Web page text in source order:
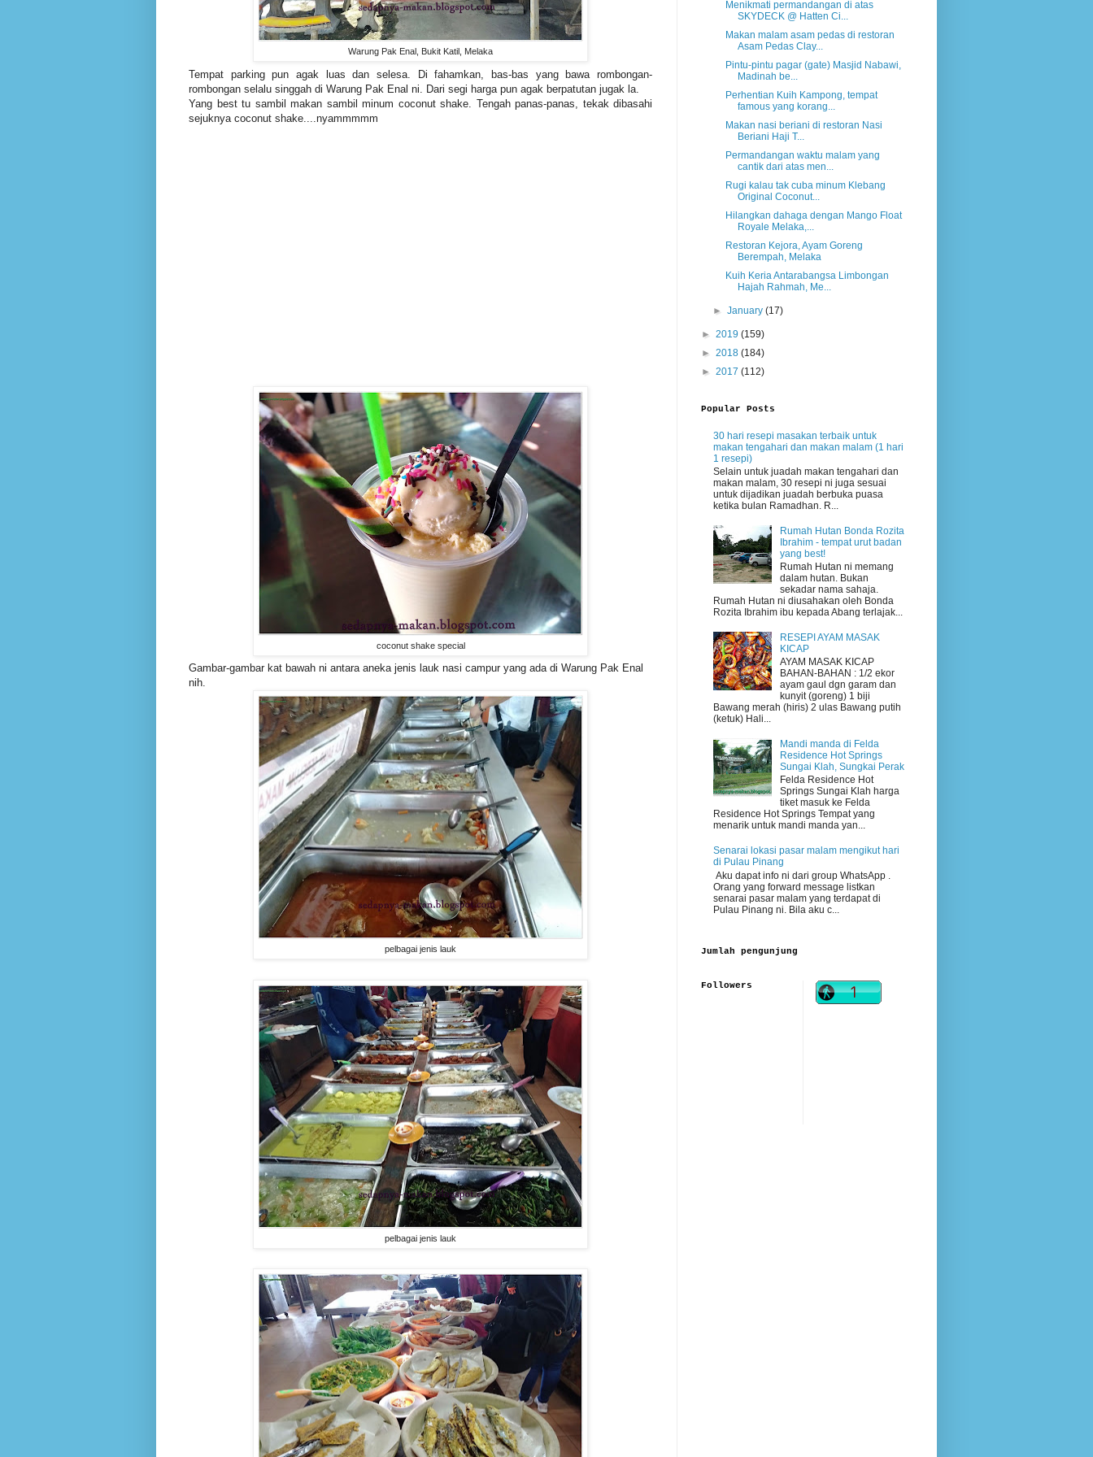
Warung Pak Enal, Bukit Katil, Melaka
Tempat parking pun agak luas dan selesa. Di fahamkan, bas-bas yang bawa rombongan-
rombongan selalu singgah di Warung Pak Enal ni. Dari segi harga pun agak berpatutan jugak la.
Yang best tu sambil makan sambil minum coconut shake. Tengah panas-panas, tekak dibasahi
sejuknya coconut shake....nyammmmm
coconut shake special
Gambar-gambar kat bawah ni antara aneka jenis lauk nasi campur yang ada di Warung Pak Enal
nih.
pelbagai jenis lauk
pelbagai jenis lauk
Menikmati permandangan di atas
SKYDECK @ Hatten Ci...
Makan malam asam pedas di restoran
Asam Pedas Clay...
Pintu-pintu pagar (gate) Masjid Nabawi,
Madinah be...
Perhentian Kuih Kampong, tempat
famous yang korang...
Makan nasi beriani di restoran Nasi
Beriani Haji T...
Permandangan waktu malam yang
cantik dari atas men...
Rugi kalau tak cuba minum Klebang
Original Coconut...
Hilangkan dahaga dengan Mango Float
Royale Melaka,...
Restoran Kejora, Ayam Goreng
Berempah, Melaka
Kuih Keria Antarabangsa Limbongan
Hajah Rahmah, Me...
►January(17)
► 2019 (159)
► 2018 (184)
► 2017 (112)
Popular Posts
30 hari resepi masakan terbaik untuk
makan tengahari dan makan malam (1 hari
1 resepi)
Selain untuk juadah makan tengahari dan
makan malam, 30 resepi ni juga sesuai
untuk dijadikan juadah berbuka puasa
ketika bulan Ramadhan. R...
Rumah Hutan Bonda Rozita
Ibrahim - tempat urut badan
yang best!
Rumah Hutan ni memang
dalam hutan. Bukan
sekadar nama sahaja.
Rumah Hutan ni diusahakan oleh Bonda
Rozita Ibrahim ibu kepada Abang terlajak...
RESEPI AYAM MASAK
KICAP
AYAM MASAK KICAP
BAHAN-BAHAN : 1/2 ekor
ayam gaul dgn garam dan
kunyit (goreng) 1 biji
Bawang merah (hiris) 2 ulas Bawang putih
(ketuk) Hali...
Mandi manda di Felda
Residence Hot Springs
Sungai Klah, Sungkai Perak
Felda Residence Hot
Springs Sungai Klah harga
tiket masuk ke Felda
Residence Hot Springs Tempat yang
menarik untuk mandi manda yan...
Senarai lokasi pasar malam mengikut hari
di Pulau Pinang
Aku dapat info ni dari group WhatsApp .
Orang yang forward message listkan
senarai pasar malam yang terdapat di
Pulau Pinang ni. Bila aku c...
Jumlah pengunjung
Followers